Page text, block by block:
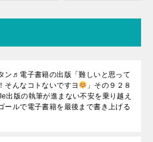
ン♬電子書籍の出版「難しいと思って
そんなコトないですヨ
」その９２８
出版の執筆が進まない不安を乗り越え
ールで電子書籍を最後まで書き上げる